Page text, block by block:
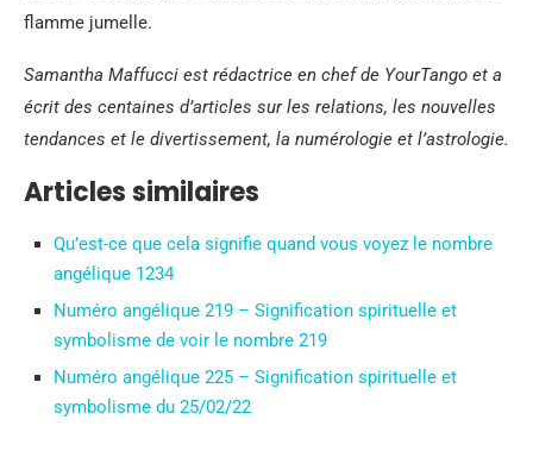
flamme jumelle.
Samantha Maffucci est rédactrice en chef de YourTango et a
écrit des centaines d’articles sur les relations, les nouvelles
tendances et le divertissement, la numérologie et l’astrologie.
Articles similaires
Qu’est-ce que cela signifie quand vous voyez le nombre
angélique 1234
Numéro angélique 219 – Signification spirituelle et
symbolisme de voir le nombre 219
Numéro angélique 225 – Signification spirituelle et
symbolisme du 25/02/22